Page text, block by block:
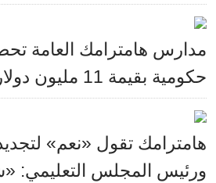
مدارس هامترامك العامة
حكومية بقيمة 11 مليون دولار
هامترامك تقول «نعم»
ورئيس المجلس التعليمي: